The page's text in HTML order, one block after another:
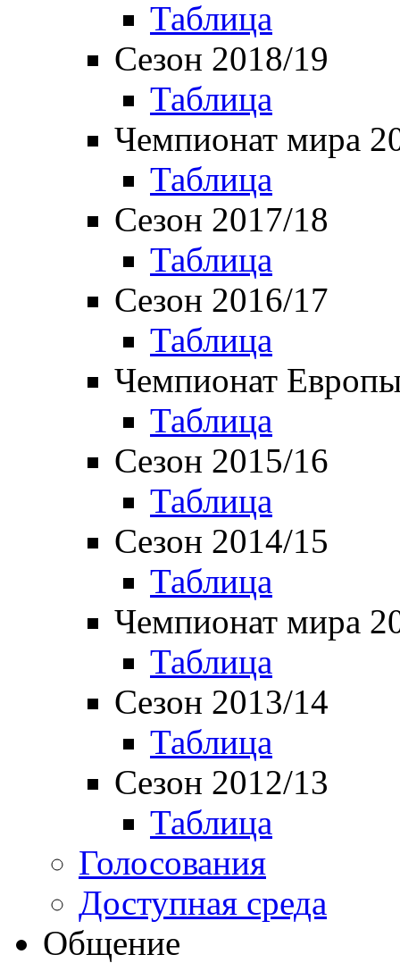
Таблица
Сезон 2018/19
Таблица
Чемпионат мира
Таблица
Сезон 2017/18
Таблица
Сезон 2016/17
Таблица
Чемпионат
Таблица
Сезон 2015/16
Таблица
Сезон 2014/15
Таблица
Чемпионат мира
Таблица
Сезон 2013/14
Таблица
Сезон 2012/13
Таблица
Голосования
Доступная среда
Общение